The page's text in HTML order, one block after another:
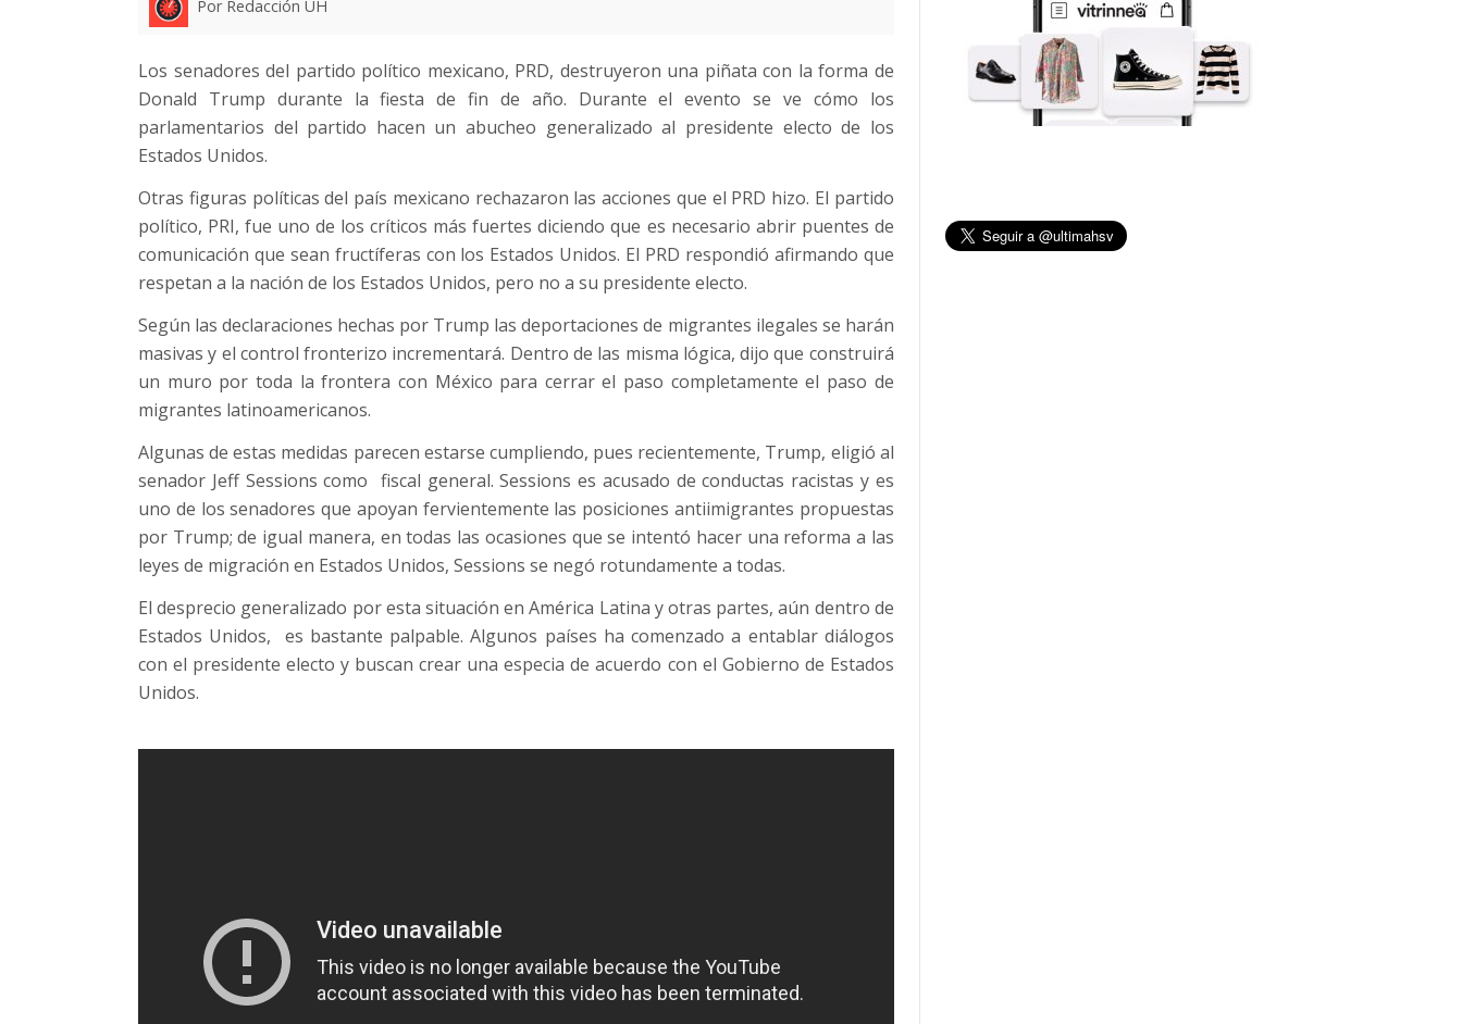
Por Redacción UH
Los senadores del partido político mexicano, PRD, destruyeron una piñata con la forma de
Donald Trump durante la fiesta de fin de año. Durante el evento se ve cómo los
parlamentarios del partido hacen un abucheo generalizado al presidente electo de los
Estados Unidos.
Otras figuras políticas del país mexicano rechazaron las acciones que el PRD hizo. El partido
político, PRI, fue uno de los críticos más fuertes diciendo que es necesario abrir puentes de
comunicación que sean fructíferas con los Estados Unidos. El PRD respondió afirmando que
respetan a la nación de los Estados Unidos, pero no a su presidente electo.
Según las declaraciones hechas por Trump las deportaciones de migrantes ilegales se harán
masivas y el control fronterizo incrementará. Dentro de las misma lógica, dijo que construirá
un muro por toda la frontera con México para cerrar el paso completamente el paso de
migrantes latinoamericanos.
Algunas de estas medidas parecen estarse cumpliendo, pues recientemente, Trump, eligió al
senador Jeff Sessions como fiscal general. Sessions es acusado de conductas racistas y es
uno de los senadores que apoyan fervientemente las posiciones antiimigrantes propuestas
por Trump; de igual manera, en todas las ocasiones que se intentó hacer una reforma a las
leyes de migración en Estados Unidos, Sessions se negó rotundamente a todas.
El desprecio generalizado por esta situación en América Latina y otras partes, aún dentro de
Estados Unidos, es bastante palpable. Algunos países ha comenzado a entablar diálogos
con el presidente electo y buscan crear una especia de acuerdo con el Gobierno de Estados
Unidos.